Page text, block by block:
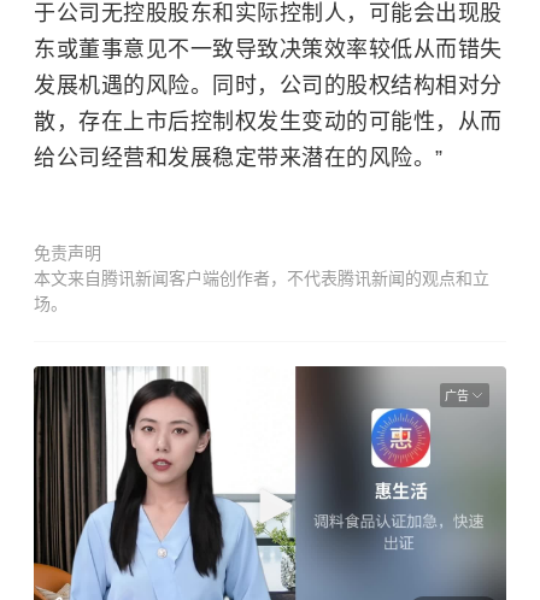
于公司无控股股东和实际控制人，可能会出现股
东或董事意见不一致导致决策效率较低从而错失
发展机遇的风险。同时，公司的股权结构相对分
散，存在上市后控制权发生变动的可能性，从而
给公司经营和发展稳定带来潜在的风险。”
免责声明
本文来自腾讯新闻客户端创作者，不代表腾讯新闻的观点和立
场。
广告